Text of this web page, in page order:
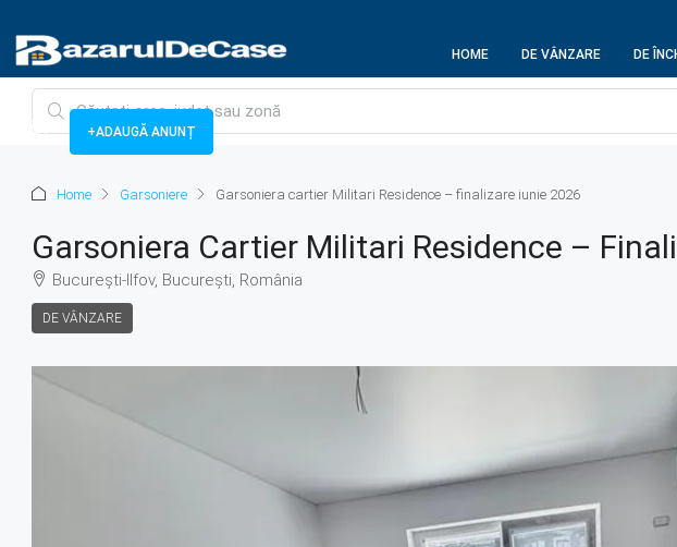
HOME DE VÂNZARE DE
+ADAUGĂ ANUNȚ
Home Garsoniere Garsoniera cartier Militari Residence – finalizare iunie 2026
Garsoniera Cartier Militari Residence –
București-Ilfov, București, România
DE VÂNZARE